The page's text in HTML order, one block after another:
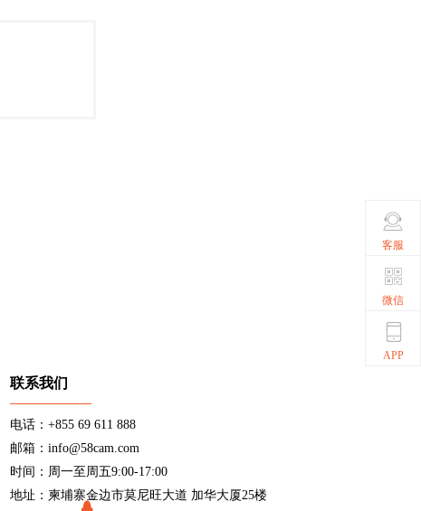
联系我们
电话：+855 69 611 888
邮箱：info@58cam.com
时间：周一至周五9:00-17:00
地址：柬埔寨金边市莫尼旺大道 加华大厦25楼
客服
微信
APP